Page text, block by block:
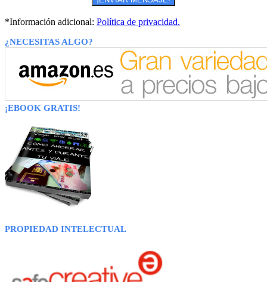
*Información adicional: Política de privacidad.
¿NECESITAS ALGO?
¡EBOOK GRATIS!
PROPIEDAD INTELECTUAL